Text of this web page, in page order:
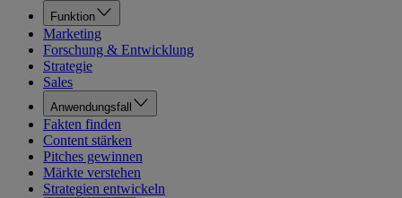
Funktion
Marketing
Forschung & Entwicklung
Strategie
Sales
Anwendungsfall
Fakten finden
Content stärken
Pitches gewinnen
Märkte verstehen
Strategien entwickeln